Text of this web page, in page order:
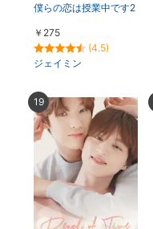
僕らの恋は授業中です2
￥275
(4.5)
ジェイミン
19